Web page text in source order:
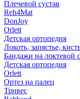
Плечевой сустав
Reh4Mat
DonJoy
Orlett
Детская ортопедия
Локоть, запястье,
Бандажи на локтевой
Детская ортопедия
Orlett
Ортез на палец
Тривес